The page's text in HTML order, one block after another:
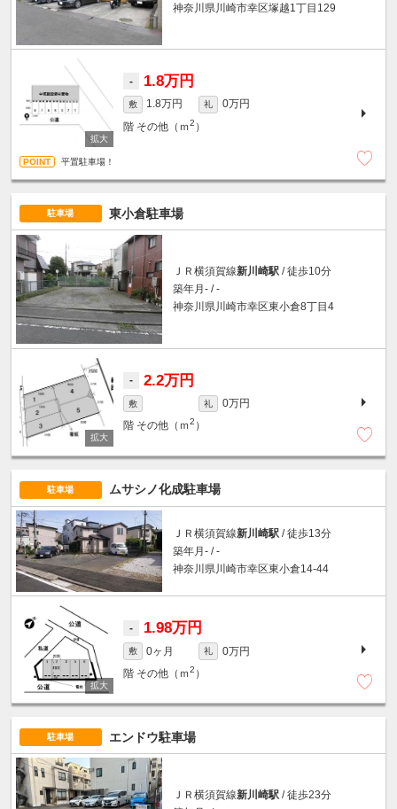
神奈川県川崎市幸区塚越1丁目129
- 1.8万円
敷 1.8万円 礼
0万円
階 その他（ｍ2 ）
平置駐車場！
駐車場 東小倉駐車場
ＪＲ横須賀線新川崎駅 / 徒歩10分
築年月- / -
神奈川県川崎市幸区東小倉8丁目4
- 2.2万円
敷 礼
0万円
階 その他（ｍ2 ）
駐車場 ムサシノ化成駐車場
ＪＲ横須賀線新川崎駅 / 徒歩13分
築年月- / -
神奈川県川崎市幸区東小倉14-44
- 1.98万円
敷 0ヶ月 礼
0万円
階 その他（ｍ2 ）
駐車場 エンドウ駐車場
ＪＲ横須賀線新川崎駅 / 徒歩23分